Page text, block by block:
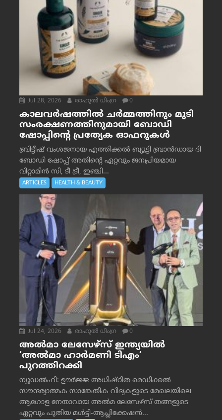
Jul 28, 2026 രാഹുല്‍ ധിംഗ്ര 0
കാലവർഷത്തിൽ ചർമ്മത്തിനും മുടി
സംരക്ഷണത്തിനുമായി ബോഡി
ഷോപ്പിന്റെ പ്രത്യേക ഓഫറുകൾ
ബ്രിട്ടീഷ് വംശജനായ എത്തിക്കൽ ബ്യൂട്ടി ബ്രാൻഡായ ദി
ബോഡി ഷോപ്പ് അതിന്റെ ഏറ്റവും ജനപ്രിയമായ
വിറ്റാമിൻ സി, ടീ ട്രീ, ഇഞ്ചി...
ARTICLES HEALTH & BEAUTY
Jul 24, 2026 രാഹുല്‍ ധിംഗ്ര 0
അൽമാ ലേസേഴ്സ് ഇന്ത്യയിൽ
‘അൽമാ ഹാർമണി ടിഎം’
പുറത്തിറക്കി
ന്യൂഡൽഹി: ഊർജ്ജ അധിഷ്ഠിത മെഡിക്കൽ
സൗന്ദര്യാത്മക സാങ്കേതിക വിദ്യകളുടെ മേഖലയിലെ
ആഗോള നേതാവായ അൽമ ലേസേഴ്സ് തങ്ങളുടെ
ഏറ്റവും പുതിയ മൾട്ടി-ആപ്ലിക്കേഷൻ...